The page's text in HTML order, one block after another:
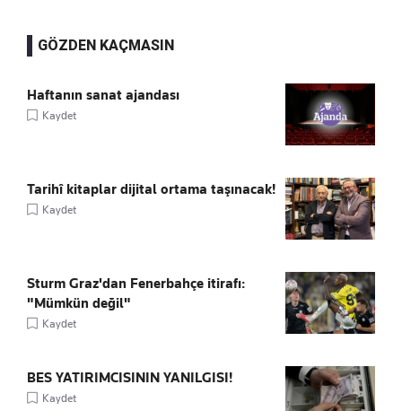
GÖZDEN KAÇMASIN
Haftanın sanat ajandası
Kaydet
Tarihî kitaplar dijital ortama taşınacak!
Kaydet
Sturm Graz'dan Fenerbahçe itirafı:
"Mümkün değil"
Kaydet
BES YATIRIMCISININ YANILGISI!
Kaydet